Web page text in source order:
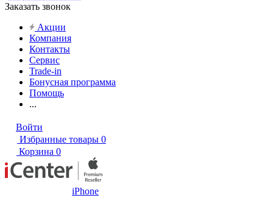
Заказать звонок
Акции
Компания
Контакты
Сервис
Trade-in
Бонусная программа
Помощь
...
Войти
Избранные товары 0
Корзина 0
iPhone